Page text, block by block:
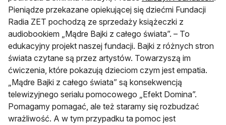
Pieniądze przekazane opiekującej się dziećmi Fundacji
Radia ZET pochodzą ze sprzedaży książeczki z
audiobookiem „Mądre Bajki z całego świata”. – To
edukacyjny projekt naszej fundacji. Bajki z różnych stron
świata czytane są przez artystów. Towarzyszą im
ćwiczenia, które pokazują dzieciom czym jest empatia.
„Mądre Bajki z całego świata” są konsekwencją
telewizyjnego serialu pomocowego „Efekt Domina”.
Pomagamy pomagać, ale też staramy się rozbudzać
wrażliwość. A w tym przypadku ta pomoc jest